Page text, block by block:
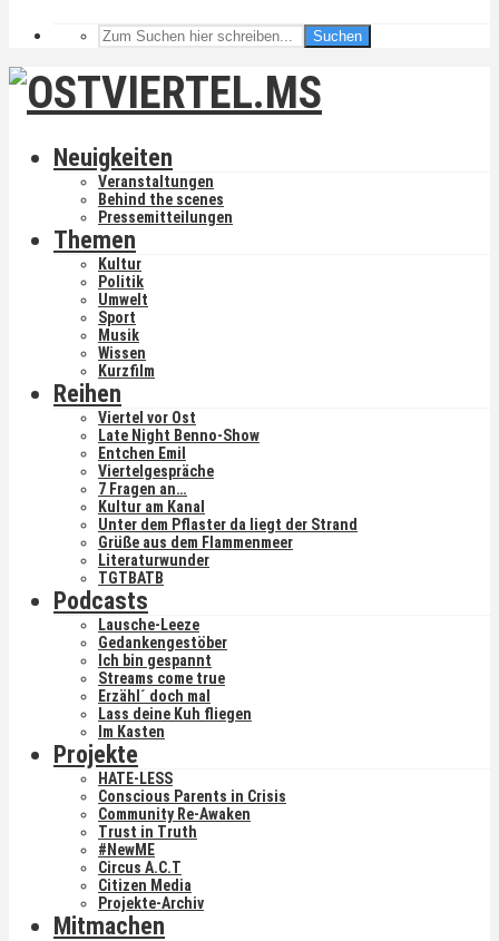
Suchen
Neuigkeiten
Veranstaltungen
Behind the scenes
Pressemitteilungen
Themen
Kultur
Politik
Umwelt
Sport
Musik
Wissen
Kurzfilm
Reihen
Viertel vor Ost
Late Night Benno-Show
Entchen Emil
Viertelgespräche
7 Fragen an…
Kultur am Kanal
Unter dem Pflaster da liegt der Strand
Grüße aus dem Flammenmeer
Literaturwunder
TGTBATB
Podcasts
Lausche-Leeze
Gedankengestöber
Ich bin gespannt
Streams come true
Erzähl´ doch mal
Lass deine Kuh fliegen
Im Kasten
Projekte
HATE-LESS
Conscious Parents in Crisis
Community Re-Awaken
Trust in Truth
#NewME
Circus A.C.T
Citizen Media
Projekte-Archiv
Mitmachen